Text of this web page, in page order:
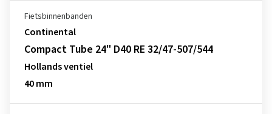
Fietsbinnenbanden
Continental
Compact Tube 24" D40 RE 32/47-507/544
Hollands ventiel
40 mm